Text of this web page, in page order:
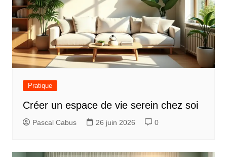
Pratique
Créer un espace de vie serein chez soi
Pascal Cabus 26 juin 2026 0